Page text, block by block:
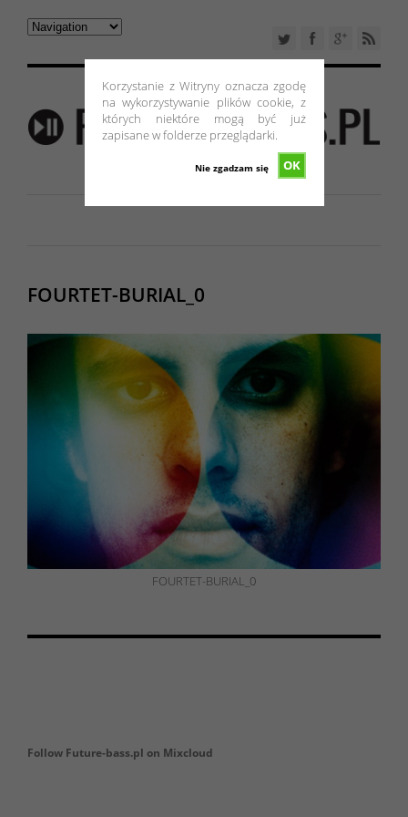
Korzystanie z Witryny oznacza zgodę
na wykorzystywanie plików cookie, z
których niektóre mogą być już
zapisane w folderze przeglądarki.
OK
Nie zgadzam się
FOURTET-BURIAL_0
FOURTET-BURIAL_0
Follow Future-bass.pl on Mixcloud